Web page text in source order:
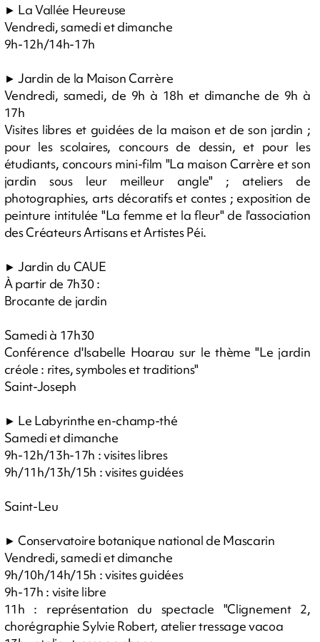
► La Vallée Heureuse
Vendredi, samedi et dimanche
9h-12h/14h-17h
► Jardin de la Maison Carrère
Vendredi, samedi, de 9h à 18h et dimanche de 9h à
17h
Visites libres et guidées de la maison et de son jardin ;
pour les scolaires, concours de dessin, et pour les
étudiants, concours mini-film "La maison Carrère et son
jardin sous leur meilleur angle" ; ateliers de
photographies, arts décoratifs et contes ; exposition de
peinture intitulée "La femme et la fleur" de l'association
des Créateurs Artisans et Artistes Péi.
► Jardin du CAUE
À partir de 7h30 :
Brocante de jardin
Samedi à 17h30
Conférence d'Isabelle Hoarau sur le thème "Le jardin
créole : rites, symboles et traditions"
Saint-Joseph
► Le Labyrinthe en-champ-thé
Samedi et dimanche
9h-12h/13h-17h : visites libres
9h/11h/13h/15h : visites guidées
Saint-Leu
► Conservatoire botanique national de Mascarin
Vendredi, samedi et dimanche
9h/10h/14h/15h : visites guidées
9h-17h : visite libre
11h : représentation du spectacle "Clignement 2,
chorégraphie Sylvie Robert, atelier tressage vacoa